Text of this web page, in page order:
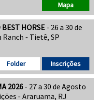
Mapa
HORSE - 26 a 30 de
- Tietê, SP
Inscrições
Folder
2026 - 27 a 30 de Agosto
- Araruama, RJ